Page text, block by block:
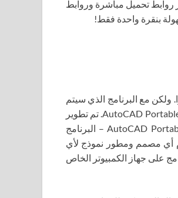
روابط تحميل مباشرة وروابط
بنقرة واحدة فقط!
ولكن مع البرنامج الذي سيتم
مناقشته أكثر، فإن هذا ببساطة لا يمكن أن يحدث. يُطلق على البرنامج بكل بساطة اسم AutoCAD Portable. تم تطوير
البرنامج من قبل مجموعة صغيرة من المبرمجين من شركة Autodesk الأمريكية. AutoCAD Portable – البرنامج
أي مصمم ومطور نموذج لأي
على جهاز الكمبيوتر الخاص